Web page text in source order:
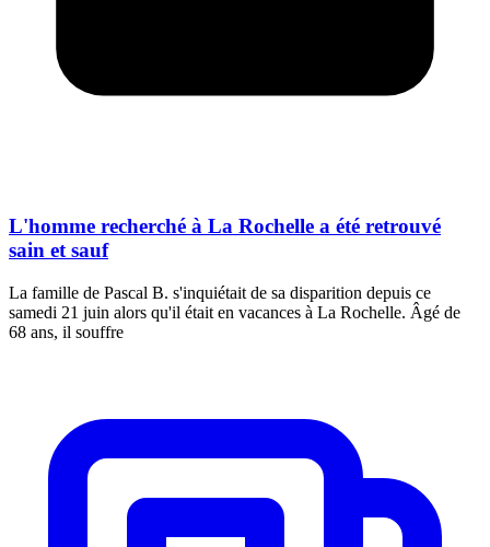
L'homme recherché à La Rochelle a été retrouvé
sain et sauf
La famille de Pascal B. s'inquiétait de sa disparition depuis ce
samedi 21 juin alors qu'il était en vacances à La Rochelle. Âgé de
68 ans, il souffre